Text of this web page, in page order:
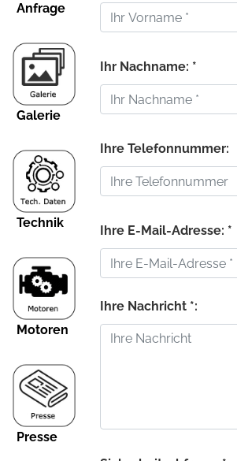
Anfrage
Galerie
Technik
Motoren
Presse
Ihr Nachname: *
Ihre Telefonnummer:
Ihre E-Mail-Adresse: *
Ihre Nachricht *: